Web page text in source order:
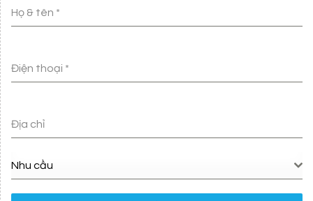
Họ & tên *
Điện thoại *
Địa chỉ
Nhu cầu